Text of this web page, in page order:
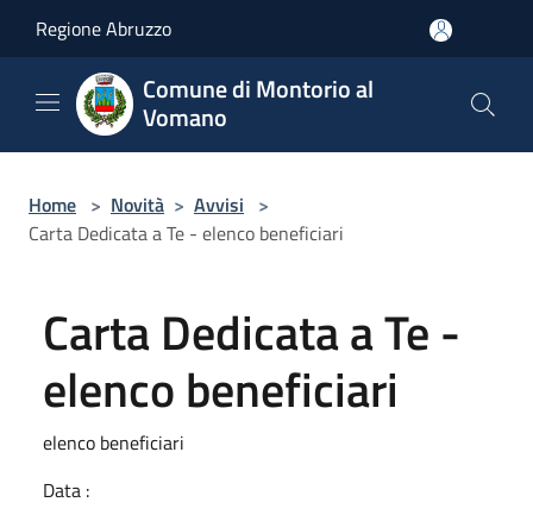
Regione Abruzzo
Comune di Montorio al
Vomano
Home > Novità > Avvisi >
Carta Dedicata a Te - elenco beneficiari
Carta Dedicata a Te -
elenco beneficiari
elenco beneficiari
Data :